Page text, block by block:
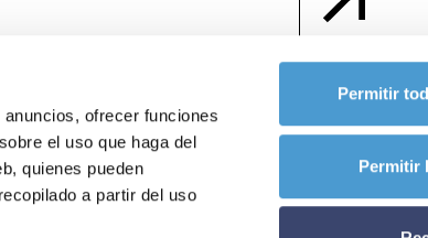
ofrecer funciones
el uso que haga del
quienes pueden
a partir del uso
Permitir
Permitir
Contacta
Aviso legal